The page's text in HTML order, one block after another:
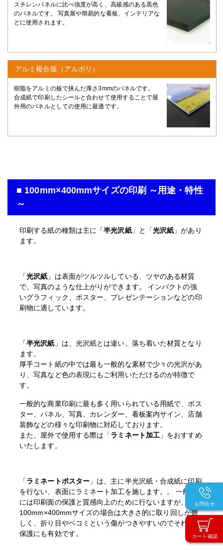
カート確認
お問合せ
スチレンパネルに比べ強度が高く、高級感のある黒色
のパネルです。 写真展や簡易的な看板、インテリアな
どに使用されます。
アルミ複合版（アルポリ）
樹脂をアルミの板で挟んだ厚さ3mmのパネルです。
合成紙で印刷したシールと合わせて使用することで屋
外用のパネルとしての使用に最適です。
■ 100mm×400mmサイズの印刷 ～用途・特性
～
印刷する紙の種類は主に「半光沢紙」と「光沢紙 」があり
ます。
「光沢紙 」は表面がツルツルしている、ツヤのある材質
で、写真のような仕上がりができます。 インパクトの強
いグラフィック、ポスター、プレゼンテーションなどの印
刷物に適しています。
「半光沢紙 」は、光沢紙とは違い、落ち着いた材質となり
ます。
厚手コート紙の中では最も一般的な素材で少々の光沢があ
り、写真など色の表現にもご利用いただけるのが特徴で
す。
一般的な商業印刷に最も多く用いられている用紙で、ポス
ター、パネル、写真、カレンダー、看板案内サイン、店舗
装飾などの様々な印刷物に対応しております。
また、屋外で使用する際は「ラミネート加工 」をおすすめ
いたします。
「ラミネートポスター 」は、主に半光沢紙・合成紙に印刷
を行ない、表面にラミネート加工を施します。。 一般的
には印刷面の保護と質感向上のために行ないますが、
100mm×400mmサイズの場合は大きさ的に取り回しが難
しく、折り目やベコミという傷がつきやすいのでそれらの
保護にも有効です。